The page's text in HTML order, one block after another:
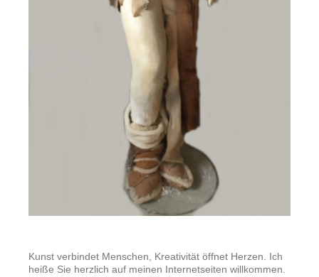
Kunst verbindet Menschen, Kreativität öffnet Herzen. Ich
heiße Sie herzlich auf meinen Internetseiten willkommen.